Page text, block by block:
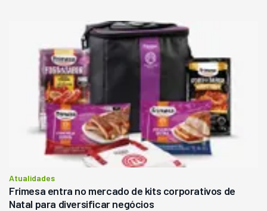
Atualidades
Frimesa entra no mercado de kits corporativos de
Natal para diversificar negócios